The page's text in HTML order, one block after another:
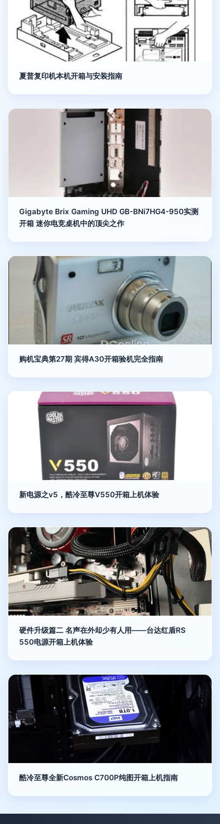
夏普复印机本机开箱与安装指南
Gigabyte Brix Gaming UHD GB-BNi7HG4-950实测
开箱 迷你电竞桌机中的顶尖之作
购机宝典第27期 宾得A30开箱验机完全指南
新电源之v5，酷冷至尊V550开箱上机体验
硬件升级篇二 名声在外却少有人用——台达红盾RS
550电源开箱上机体验
酷冷至尊全新Cosmos C700P纯图开箱上机指南